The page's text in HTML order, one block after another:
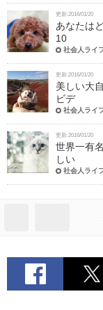
更新:2016/01/20
あなたは
10
社会人ライ
更新:2016/01/20
美しい大
ビデ
社会人ライ
更新:2016/01/20
世界一有
しい
社会人ライ